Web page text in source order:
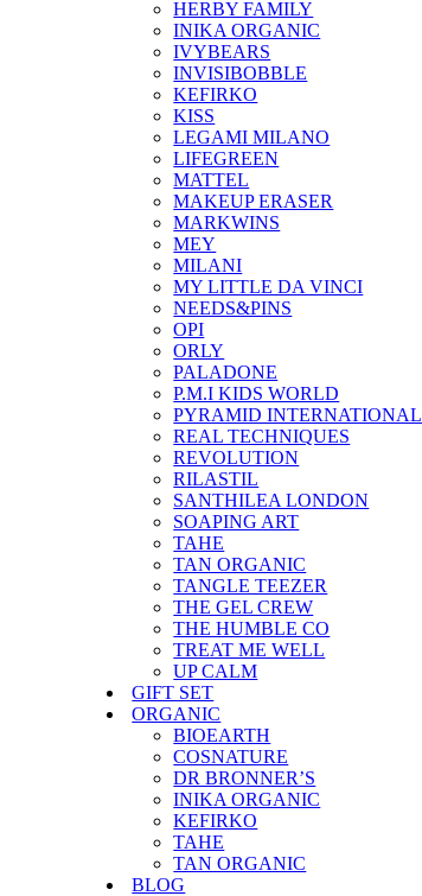
HERBY FAMILY
INIKA ORGANIC
IVYBEARS
INVISIBOBBLE
KEFIRKO
KISS
LEGAMI MILANO
LIFEGREEN
MATTEL
MAKEUP ERASER
MARKWINS
MEY
MILANI
MY LITTLE DA VINCI
NEEDS&PINS
OPI
ORLY
PALADONE
P.M.I KIDS WORLD
PYRAMID INTERNATIONAL
REAL TECHNIQUES
REVOLUTION
RILASTIL
SANTHILEA LONDON
SOAPING ART
TAHE
TAN ORGANIC
TANGLE TEEZER
THE GEL CREW
THE HUMBLE CO
TREAT ME WELL
UP CALM
GIFT SET
ORGANIC
BIOEARTH
COSNATURE
DR BRONNER’S
INIKA ORGANIC
KEFIRKO
TAHE
TAN ORGANIC
BLOG